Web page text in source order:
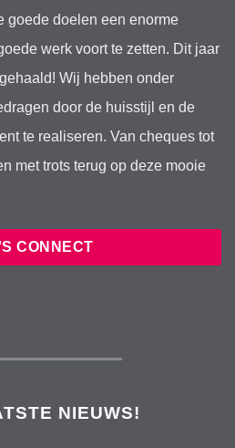
goede doelen een enorme
werk voort te zetten. Dit jaar
Wij hebben onder
door de huisstijl en de
te realiseren. Van cheques tot
met trots terug op deze mooie
CONNECT
NIEUWS!